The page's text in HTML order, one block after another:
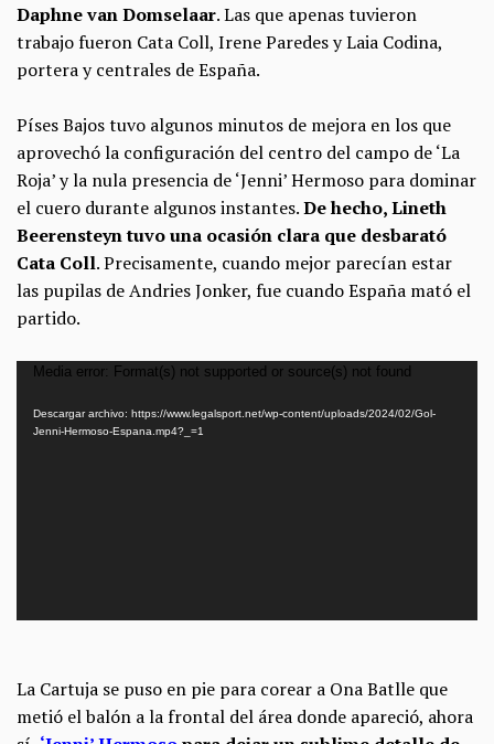
Daphne van Domselaar. Las que apenas tuvieron
trabajo fueron Cata Coll, Irene Paredes y Laia Codina,
portera y centrales de España.
Píses Bajos tuvo algunos minutos de mejora en los que
aprovechó la configuración del centro del campo de ‘La
Roja’ y la nula presencia de ‘Jenni’ Hermoso para dominar
el cuero durante algunos instantes.De hecho, Lineth
Beerensteyn tuvo una ocasión clara que desbarató
Cata Coll. Precisamente, cuando mejor parecían estar
las pupilas de Andries Jonker, fue cuando España mató el
partido.
Reproductor
vídeo
Media error: Format(s) not supported or source(s) not found
Descargar archivo: https://www.legalsport.net/wp-content/uploads/2024/02/Gol-
Jenni-Hermoso-Espana.mp4?_=1
La Cartuja se puso en pie para corear a Ona Batlle que
metió el balón a la frontal del área donde apareció, ahora